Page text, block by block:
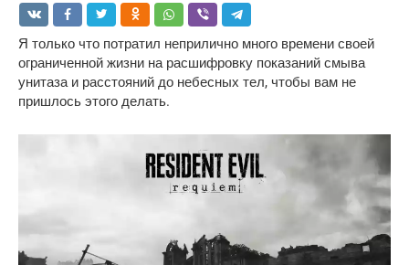
Я только что потратил неприлично много времени своей
ограниченной жизни на расшифровку показаний смыва
унитаза и расстояний до небесных тел, чтобы вам не
пришлось этого делать.